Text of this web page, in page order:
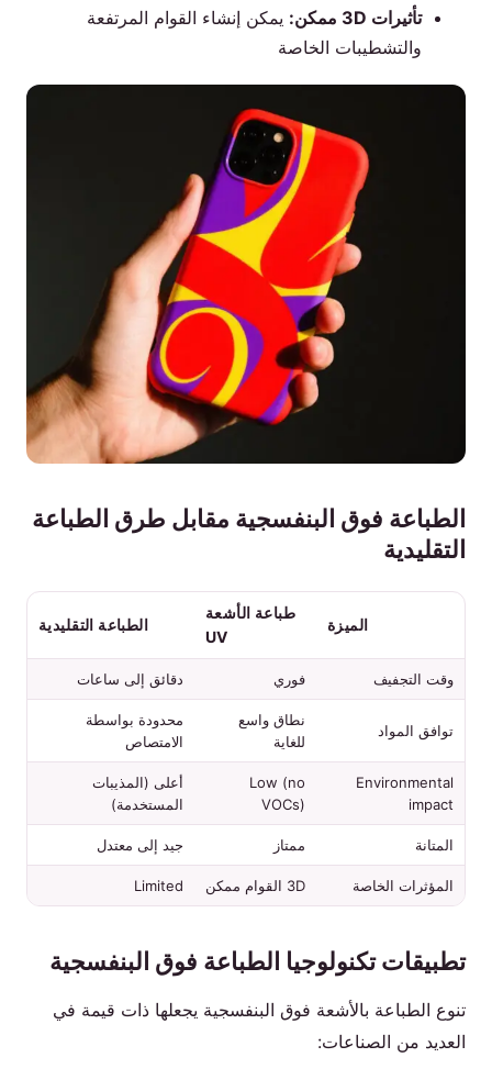
تأثيرات 3D ممكن:
يمكن إنشاء القوام المرتفعة
والتشطيبات الخاصة
الطباعة فوق البنفسجية مقابل طرق الطباعة
التقليدية
الميزة
طباعة الأشعة
UV
الطباعة التقليدية
وقت التجفيف فوري دقائق إلى ساعات
توافق المواد
نطاق واسع
للغاية
محدودة بواسطة
الامتصاص
Environmental
impact
Low (no
VOCs)
أعلى (المذيبات
المستخدمة)
المتانة ممتاز جيد إلى معتدل
المؤثرات الخاصة 3D القوام ممكن Limited
تطبيقات تكنولوجيا الطباعة فوق البنفسجية
تنوع الطباعة بالأشعة فوق البنفسجية يجعلها ذات قيمة في
العديد من الصناعات: